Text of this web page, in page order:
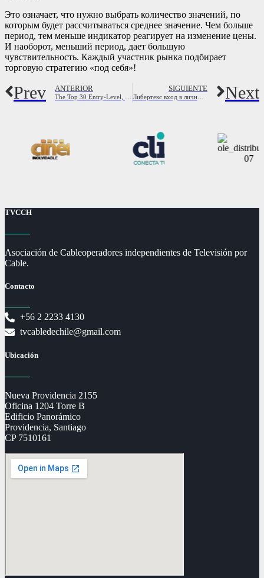
Это означает, что нужно выбрать количество значений, по
которым будет рассчитываться среднее значение. Чем больше
период, тем меньше индикатор реагирует на изменение цены.
И наоборот, меньший период, дает большую
чувствительность. Каждый участник рынка подбирает
торговую стратегию «под себя»!
Prev ANTERIOR SIGUIENTE
Либертекс вход в личный кабинет Next
TVCCH
Asociación de Cableoperadores independientes de Televisión por
Cable.
Contacto
+56 2 2233 4130
tvcabledechile@gmail.com
Ubicación
Nueva Providencia 2155
Oficina 1204 Torre B
Edificio Panorámico
Providencia, Santiago
CP 7510161